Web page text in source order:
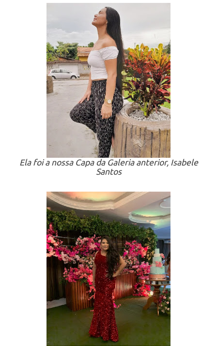
Ela foi a nossa Capa da Galeria anterior, Isabele
Santos